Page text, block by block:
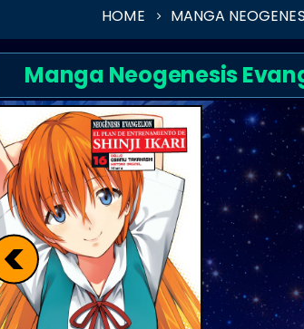
HOME MANGA
Manga Neogenesis
<